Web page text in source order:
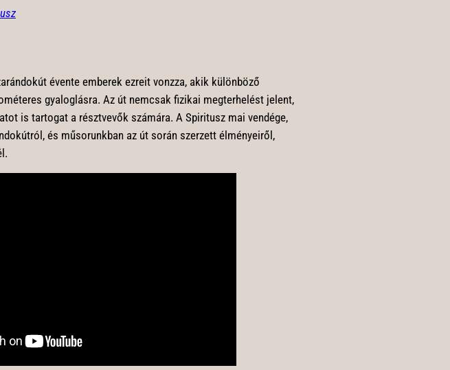
évente emberek ezreit vonzza, akik különböző
gyaloglásra. Az út nemcsak fizikai megterhelést jelent,
is tartogat a résztvevők számára. A Spiritusz mai vendége,
és műsorunkban az út során szerzett élményeiről,